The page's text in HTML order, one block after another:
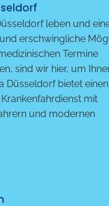
leben und
erschwingliche
Termine
sind wir hier, um
Düsseldorf bietet einen
mit
und modernen